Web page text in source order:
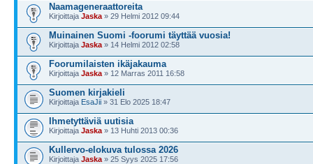
Naamageneraattoreita
Kirjoittaja Jaska » 29 Helmi 2012 09:44
Muinainen Suomi -foorumi täyttää vuosia!
Kirjoittaja Jaska » 14 Helmi 2012 02:58
Foorumilaisten ikäjakauma
Kirjoittaja Jaska » 12 Marras 2011 16:58
Suomen kirjakieli
Kirjoittaja EsaJii » 31 Elo 2025 18:47
Ihmetyttäviä uutisia
Kirjoittaja Jaska » 13 Huhti 2013 00:36
Kullervo-elokuva tulossa 2026
Kirjoittaja Jaska » 25 Syys 2025 17:56